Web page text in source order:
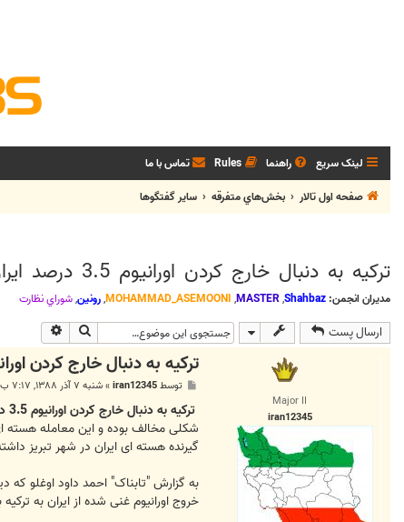
لینک سریع راهنما Rules تماس با ما
صفحه اول تالار
بخش‌‌هاي متفرقه ساير گفتگوها
ترکیه به دنبال خارج کردن اورانیوم 3.5 درصد ایران از کشور
مدیران انجمن: Shahbaz
,
MASTER
,
MOHAMMAD_ASEMOONI
,رونین,شوراي نظارت
ارسال پست جستجو
Major II
iran12345
ترکیه به دنبال خارج کردن اورانیوم 3.5 درصد ایران
ت
توسطiran12345
»شنبه ۷ آذر ۱۳۸۸, ۷:۱۷ ب.ظ
ترکیه به دنبال خارج کردن اورانیوم 3.5 درصد ایران از کشور
شکلی مخالف بوده و این معامله هسته
گیرنده هسته ای ایران در شهر تبریز
به گزارش "تابناک" احمد داود اوغلو که
خروج اورانیوم غنی شده از ایران به